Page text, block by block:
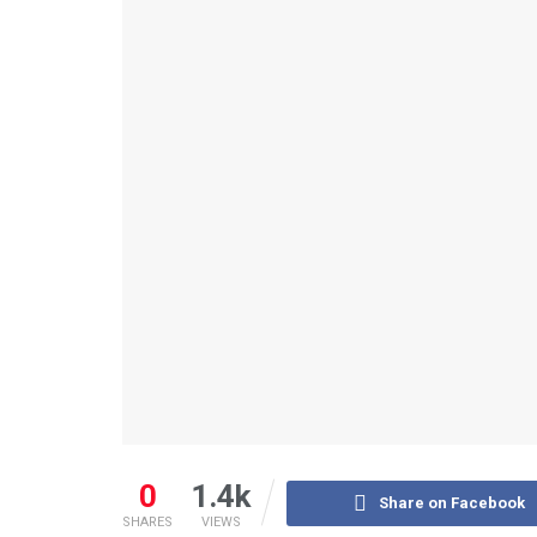
0
SHARES
1.4k
VIEWS
Share on Facebook